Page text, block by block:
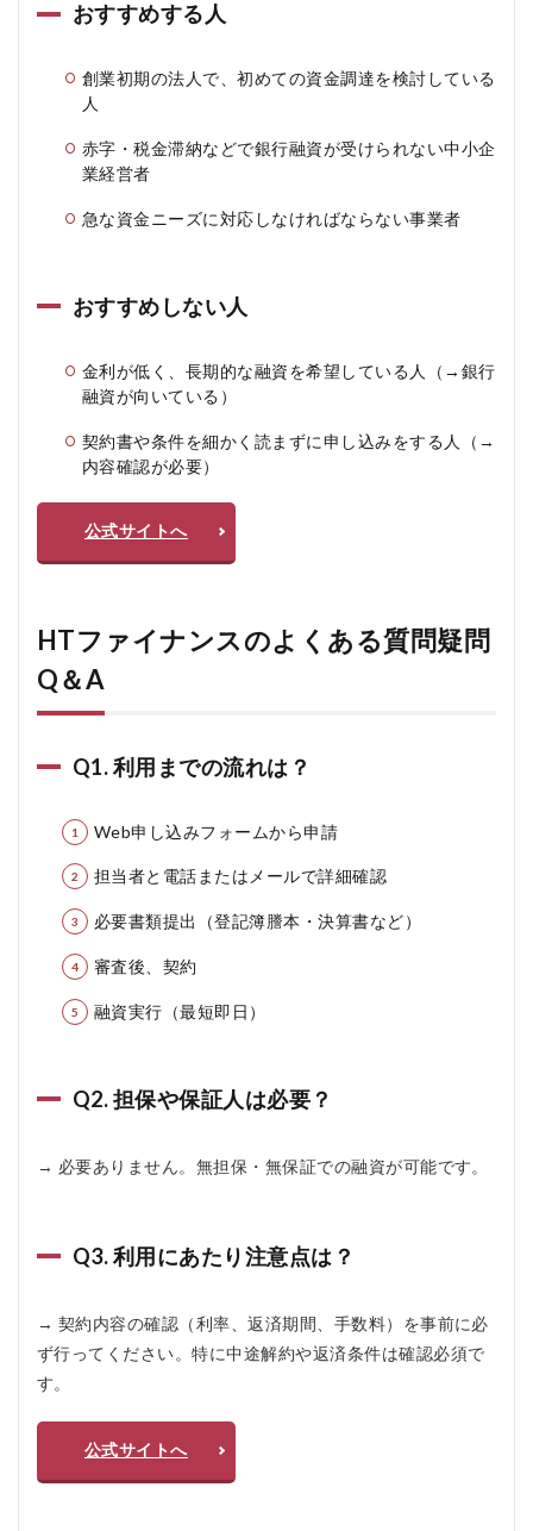
おすすめする人
創業初期の法人で、初めての資金調達を検討している
人
赤字・税金滞納などで銀行融資が受けられない中小企
業経営者
急な資金ニーズに対応しなければならない事業者
おすすめしない人
金利が低く、長期的な融資を希望している人（→銀行
融資が向いている）
契約書や条件を細かく読まずに申し込みをする人（→
内容確認が必要）
公式サイトへ
HTファイナンスのよくある質問疑問
Q＆A
Q1. 利用までの流れは？
Web申し込みフォームから申請
担当者と電話またはメールで詳細確認
必要書類提出（登記簿謄本・決算書など）
審査後、契約
融資実行（最短即日）
Q2. 担保や保証人は必要？
→ 必要ありません。無担保・無保証での融資が可能です。
Q3. 利用にあたり注意点は？
→ 契約内容の確認（利率、返済期間、手数料）を事前に必
ず行ってください。特に中途解約や返済条件は確認必須で
す。
公式サイトへ